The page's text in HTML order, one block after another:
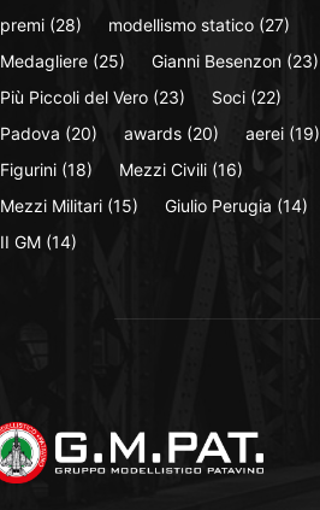
premi (28) modellismo statico (27)
Medagliere (25) Gianni Besenzon (23)
Più Piccoli del Vero (23) Soci (22)
Padova (20) awards (20) aerei (19)
Figurini (18) Mezzi Civili (16)
Mezzi Militari (15) Giulio Perugia (14)
II GM (14)